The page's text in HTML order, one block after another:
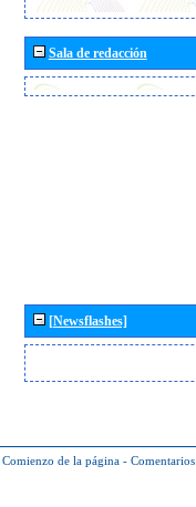
Sala de redacción
[Newsflashes]
Comienzo de la página - Comentarios